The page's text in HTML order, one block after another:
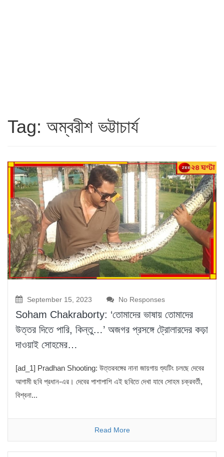
Tag: অম্বরীশ ভট্টাচার্য
September 15, 2023 No Responses
Soham Chakraborty: ‘তোমাদের ভাষায় তোমাদের
উত্তর দিতে পারি, কিন্তু…’ অজগর প্রসঙ্গে ট্রোলারদের কড়া
দাওয়াই সোহমের…
[ad_1] Pradhan Shooting: উত্তরবঙ্গের নানা জায়গায় শ্যুটিং চলছে দেবের
আগামী ছবি প্রধান-এর। দেবের পাশাপাশি এই ছবিতে দেখা যাবে সোহম চক্রবর্তী,
বিশ্বনা...
Read More